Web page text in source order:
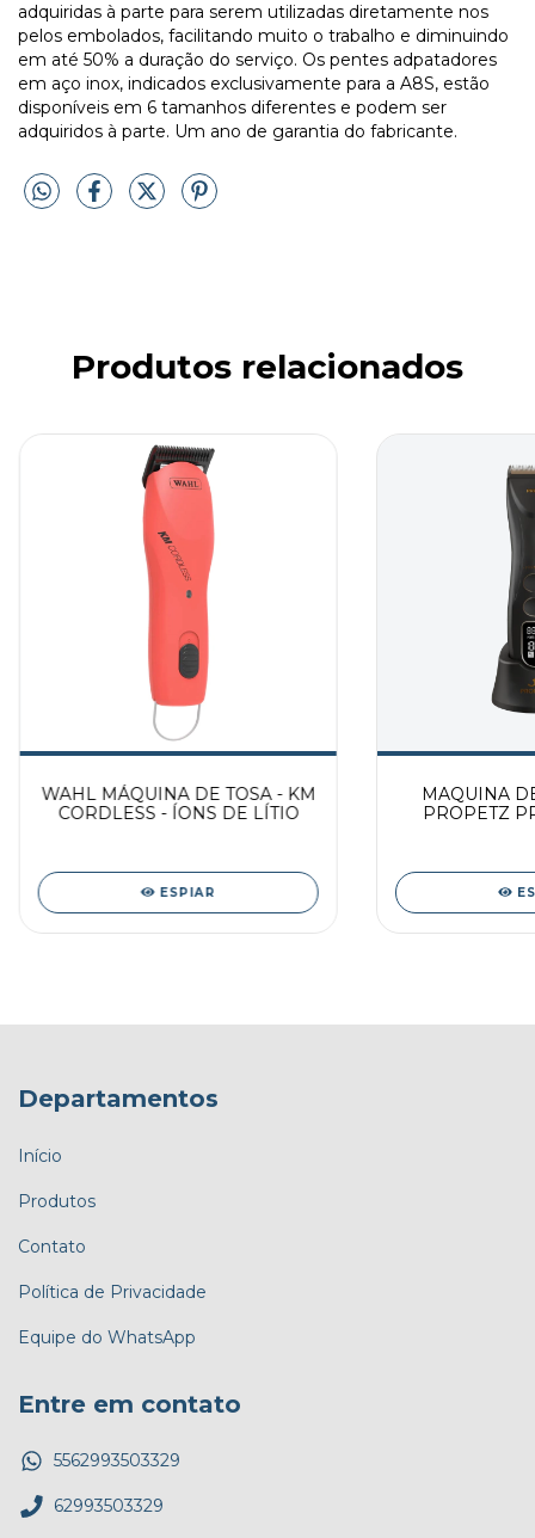
adquiridas à parte para serem utilizadas diretamente nos
pelos embolados, facilitando muito o trabalho e diminuindo
em até 50% a duração do serviço. Os pentes adpatadores
em aço inox, indicados exclusivamente para a A8S, estão
disponíveis em 6 tamanhos diferentes e podem ser
adquiridos à parte. Um ano de garantia do fabricante.
Produtos relacionados
WAHL MÁQUINA DE TOSA - KM
CORDLESS - ÍONS DE LÍTIO
ESPIAR
MAQUINA
PROPETZ
Departamentos
Início
Produtos
Contato
Política de Privacidade
Equipe do WhatsApp
Entre em contato
5562993503329
62993503329